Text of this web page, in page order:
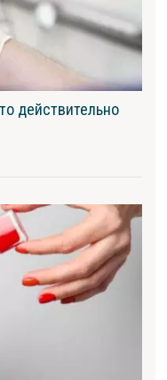
действительно